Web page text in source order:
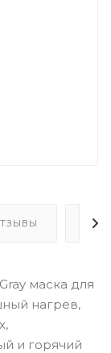
маска для
нагрев,
и горячий